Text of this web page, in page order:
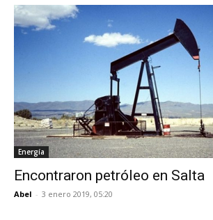
Energía
Encontraron petróleo en Salta
Abel - 3 enero 2019, 05:20